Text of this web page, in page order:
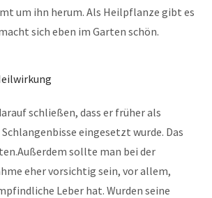
um ihn herum. Als Heilpflanze gibt es
sich eben im Garten schön.
schließen, dass er früher als
eingesetzt wurde. Das
sollte man bei der
eher vorsichtig sein, vor allem,
Leber hat. Wurden seine